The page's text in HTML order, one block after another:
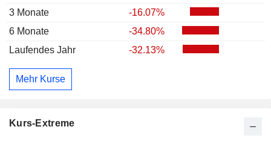
3 Monate
-16.07%
6 Monate
-34.80%
Laufendes Jahr
-32.13%
Mehr Kurse
Kurs-Extreme